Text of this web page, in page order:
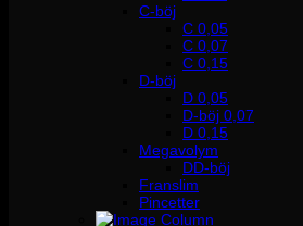
C-böj
C 0,05
C 0,07
C 0,15
D-böj
D 0,05
D-böj 0,07
D 0,15
Megavolym
DD-böj
Franslim
Pincetter